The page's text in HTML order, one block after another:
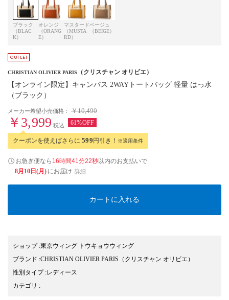
ブラック
（BLAC
K）
オレンジ
（ORANG
E）
マスタード
（MUSTA
RD）
ベージュ
（BEIGE）
CHRISTIAN OLIVIER PARIS （クリスチャン オリビエ）
【オンライン限定】キャンパス 2WAYトートバッグ 軽量 はっ水
（ブラック）
メーカー希望小売価格： ￥10,490
￥3,999 税込 61%OFF
クーポンを使えばさらに 599円引き！ ※適用条件
お急ぎ便なら 16時間41分21秒以内のお支払いで
8月10日(月) にお届け 詳細
カートに入れる
ショップ:東京ウィング トウキョウウィング
ブランド :CHRISTIAN OLIVIER PARIS （クリスチャン オリビエ）
性別タイプ:レディース
カテゴリ :